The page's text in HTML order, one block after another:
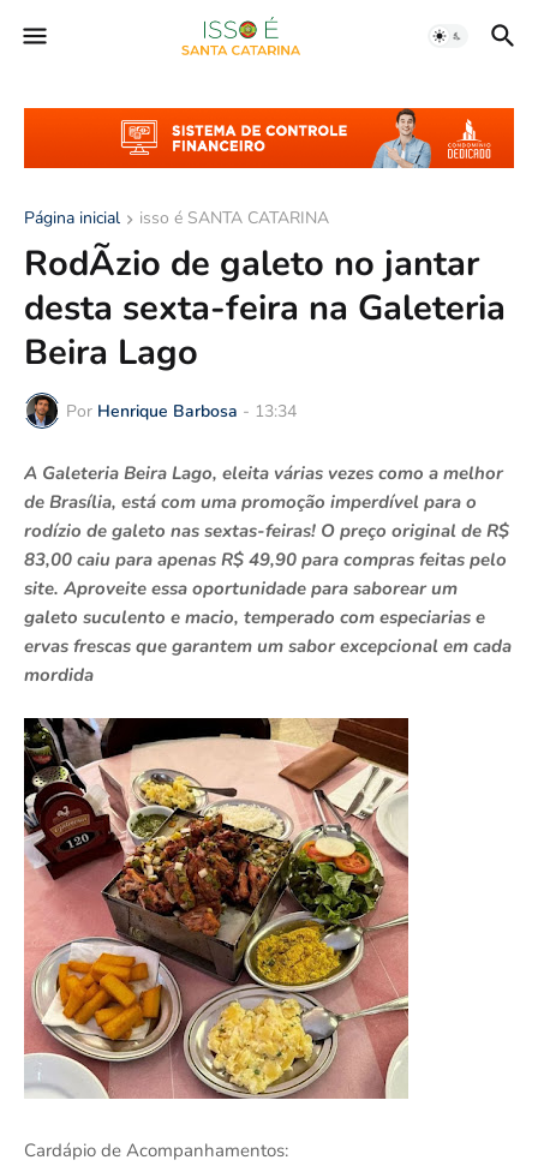
Página inicial isso é SANTA CATARINA
RodÃ­zio de galeto no jantar
desta sexta-feira na Galeteria
Beira Lago
Por Henrique Barbosa - 13:34
A Galeteria Beira Lago, eleita várias vezes como a melhor
de Brasília, está com uma promoção imperdível para o
rodízio de galeto nas sextas-feiras! O preço original de R$
83,00 caiu para apenas R$ 49,90 para compras feitas pelo
site. Aproveite essa oportunidade para saborear um
galeto suculento e macio, temperado com especiarias e
ervas frescas que garantem um sabor excepcional em cada
mordida
Cardápio de Acompanhamentos: